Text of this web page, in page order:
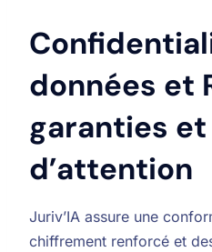
données et
garanties
d’attention
Juriv’IA assure une
chiffrement renforcé et